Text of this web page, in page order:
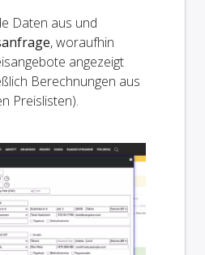
Daten aus und
, woraufhin
angezeigt
Berechnungen aus
Preislisten).